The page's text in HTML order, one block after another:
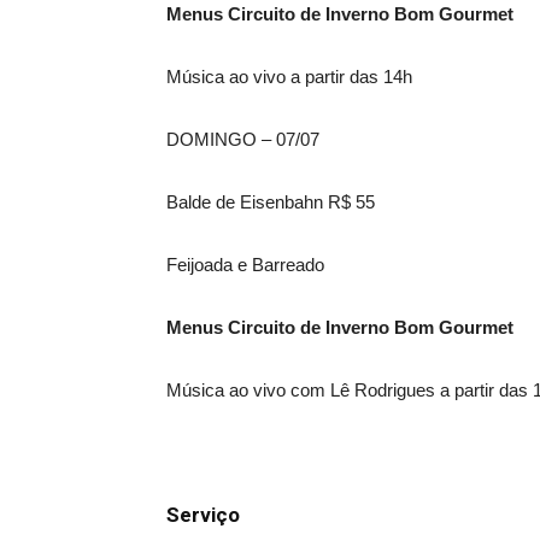
Menus Circuito de Inverno Bom Gourmet
Música ao vivo a partir das 14h
DOMINGO – 07/07
Balde de Eisenbahn R$ 55
Feijoada e Barreado
Menus Circuito de Inverno Bom Gourmet
Música ao vivo com Lê Rodrigues a partir das
Serviço